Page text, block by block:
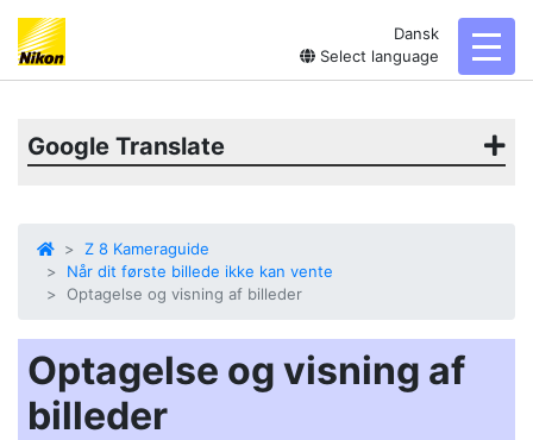
Dansk
Select language
Google Translate
Z 8 Kameraguide
Når dit første billede ikke kan vente
Optagelse og visning af billeder
Optagelse og visning af
billeder